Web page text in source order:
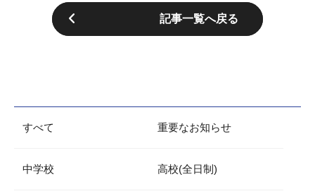
記事一覧へ戻る
すべて 重要なお知らせ
中学校 高校(全日制)